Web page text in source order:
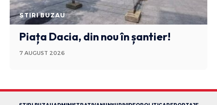
STIRI BUZAU
Piața Dacia, din nou în șantier!
7 AUGUST 2026